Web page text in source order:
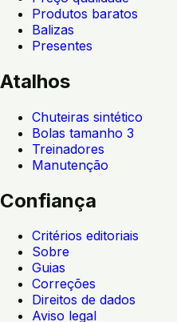
Produtos baratos
Balizas
Presentes
Atalhos
Chuteiras sintético
Bolas tamanho 3
Treinadores
Manutenção
Confiança
Critérios editoriais
Sobre
Guias
Correções
Direitos de dados
Aviso legal